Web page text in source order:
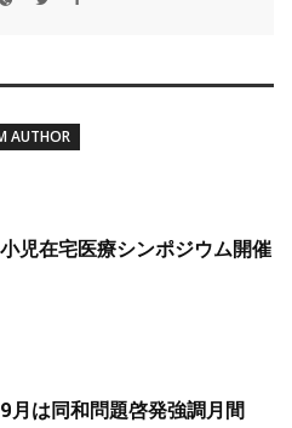
AUTHOR
児在宅医療シンポジウム開催
月は同和問題啓発強調月間